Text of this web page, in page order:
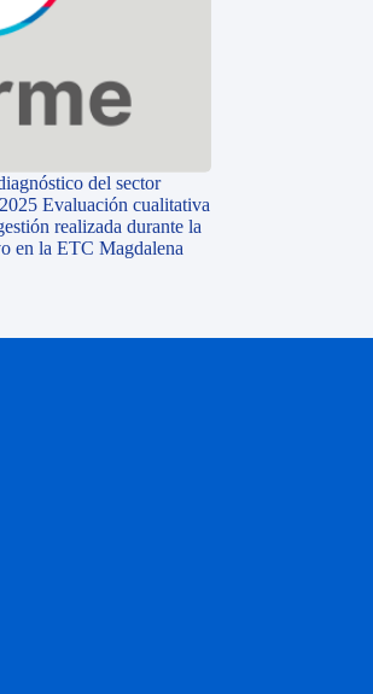
del sector
Evaluación cualitativa
realizada durante la
en la ETC Magdalena